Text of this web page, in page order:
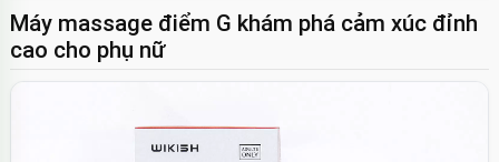
Máy massage điểm G khám phá cảm xúc đỉnh
cao cho phụ nữ